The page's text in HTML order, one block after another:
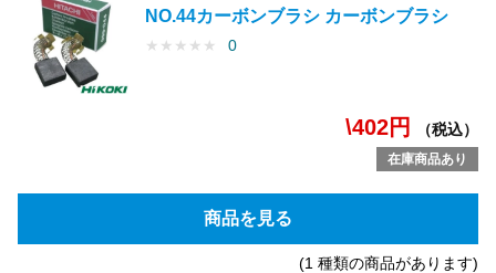
NO.44カーボンブラシ カーボンブラシ
★ ★ ★ ★ ★ 0
\402円 （税込）
在庫商品あり
商品を見る
(1 種類の商品があります)